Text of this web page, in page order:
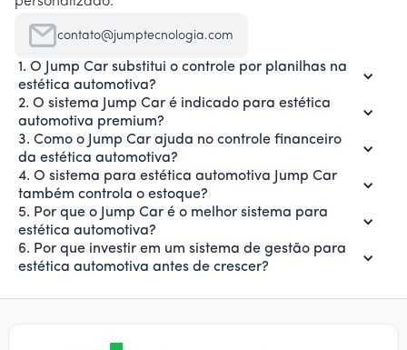
contato@jumptecnologia.com
1. O Jump Car substitui o controle por planilhas na
estética automotiva?
2. O sistema Jump Car é indicado para estética
automotiva premium?
3. Como o Jump Car ajuda no controle financeiro
da estética automotiva?
4. O sistema para estética automotiva Jump Car
também controla o estoque?
5. Por que o Jump Car é o melhor sistema para
estética automotiva?
6. Por que investir em um sistema de gestão para
estética automotiva antes de crescer?